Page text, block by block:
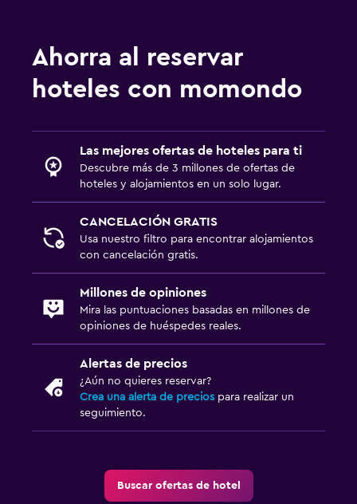
Ahorra al reservar
hoteles con momondo
Las mejores ofertas de hoteles para ti
Descubre más de 3 millones de ofertas de
hoteles y alojamientos en un solo lugar.
CANCELACIÓN GRATIS
Usa nuestro filtro para encontrar alojamientos
con cancelación gratis.
Millones de opiniones
Mira las puntuaciones basadas en millones de
opiniones de huéspedes reales.
Alertas de precios
¿Aún no quieres reservar?
Crea una alerta de precios para realizar un
seguimiento.
Buscar ofertas de hotel